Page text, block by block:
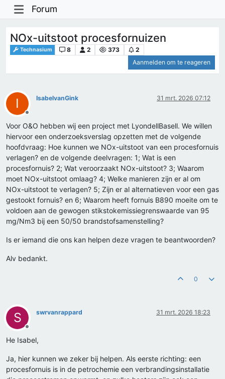
Forum
NOx-uitstoot procesfornuizen
Technasium 8 2 373
2
Aanmelden om te reageren
I
Offline
IsabelvanGink 31 mrt. 2026 07:12
Voor O&O hebben wij een project met LyondellBasell. We willen
hiervoor een onderzoeksverslag opzetten met de volgende
hoofdvraag: Hoe kunnen we NOx-uitstoot van een procesfornuis
verlagen? en de volgende deelvragen: 1; Wat is een
procesfornuis? 2; Wat veroorzaakt NOx-uitstoot? 3; Waarom
moet NOx-uitstoot omlaag? 4; Welke manieren zijn er al om
NOx-uitstoot te verlagen? 5; Zijn er al alternatieven voor een gas
gestookt fornuis? en 6; Waarom heeft fornuis B890 moeite om te
voldoen aan de gewogen stikstokemissiegrenswaarde van 95
mg/Nm3 bij een 50/50 brandstofsamenstelling?
Is er iemand die ons kan helpen deze vragen te beantwoorden?
Alv bedankt.
0
S
Offline
swrvanrappard 31 mrt. 2026 18:23
He Isabel,
Ja, hier kunnen we zeker bij helpen. Als eerste richting: een
procesfornuis is in de petrochemie een verbrandingsinstallatie